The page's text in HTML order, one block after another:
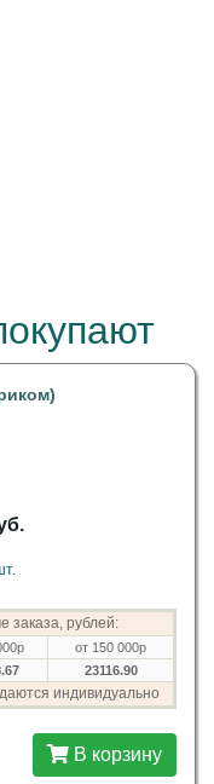
заказа, рублей:
от 150 000р
23116.90
индивидуально
В корзину